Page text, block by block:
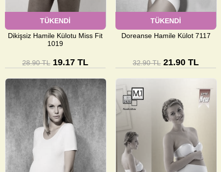
Dikişsiz Hamile Külotu Miss Fit
1019
TÜKENDİ
28.90 TL 19.17 TL
Doreanse Hamile Külot 7117
TÜKENDİ
32.90 TL 21.90 TL